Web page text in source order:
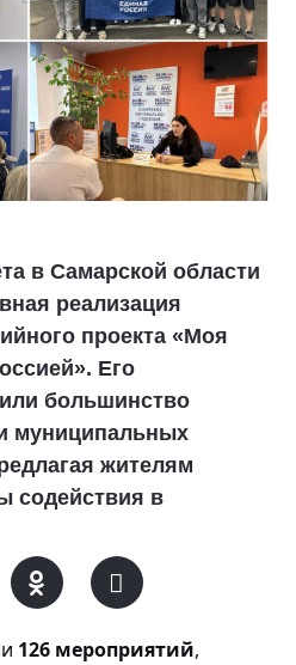
в Самарской области
реализация
проекта «Моя
Его
большинство
муниципальных
жителям
содействия в
126 мероприятий,